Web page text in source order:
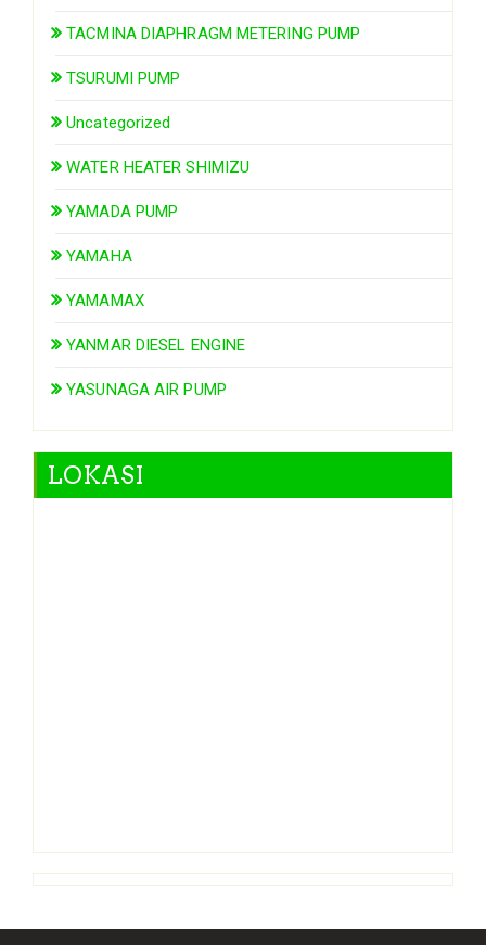
TACMINA DIAPHRAGM METERING PUMP
TSURUMI PUMP
Uncategorized
WATER HEATER SHIMIZU
YAMADA PUMP
YAMAHA
YAMAMAX
YANMAR DIESEL ENGINE
YASUNAGA AIR PUMP
LOKASI